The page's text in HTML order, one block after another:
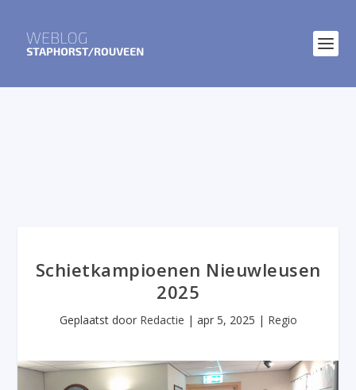
Schietkampioenen Nieuwleusen
2025
Geplaatst door Redactie | apr 5, 2025 | Regio